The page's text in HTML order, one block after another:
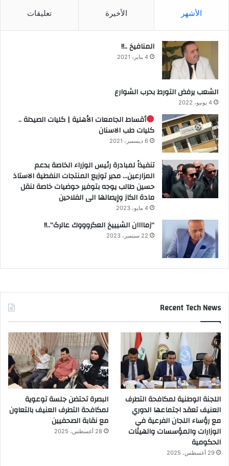
الأشهر الأخيرة تعليقات
المنافيخ ..!!
4 يناير، 2021
الشعب يرفض التورط بحرب الشوارع
4 يونيو، 2022
أقساط الجامعات الأهلية | كليات الصيدلة ..
كليات طب الاسنان
6 ديسمبر، 2021
تنفيذاً لمبادرة رئيس الوزراء الخاصة بدعم
المزارعين… مدير توزيع المنتجات النفطية الاستاذ
حسين طالب يوجه بتوفير حوضيات خاصة لنقل
مادة الكاز وإيصالها الى الفلاحين
4 مايو، 2023
“زماااان الشيييخ العگروووك عالرگ”..!!
22 سبتمبر، 2023
Recent Tech News
اللجنة الوطنية لمكافحة التطرف
العنيف تعقد اجتماعها الدوري
مع رؤساء اللجان الفرعية في
الوزارات والمؤسسات والهيئات
الحكومية
29 أغسطس، 2025
البصرة تحتضن جلسة توعوية
لمكافحة التطرف العنيف بالتعاون
مع نقابة الصحفيين
28 أغسطس، 2025